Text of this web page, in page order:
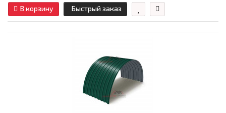
В корзину Быстрый заказ